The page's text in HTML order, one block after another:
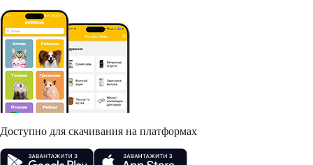
Доступно для скачивания на платформах